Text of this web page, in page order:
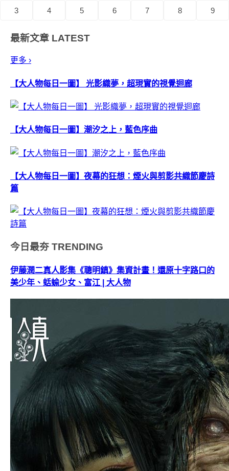
3 4 5 6 7 8 9
最新文章 LATEST
更多 ›
【大人物每日一圖】 光影織夢，超現實的視覺迴廊
【大人物每日一圖】潮汐之上，藍色序曲
【大人物每日一圖】夜幕的狂想：煙火與剪影共織節慶詩
篇
今日最夯 TRENDING
伊藤潤二真人影集《聰明鎮》集資計畫！還原十字路口的
美少年、蛞蝓少女、富江 | 大人物